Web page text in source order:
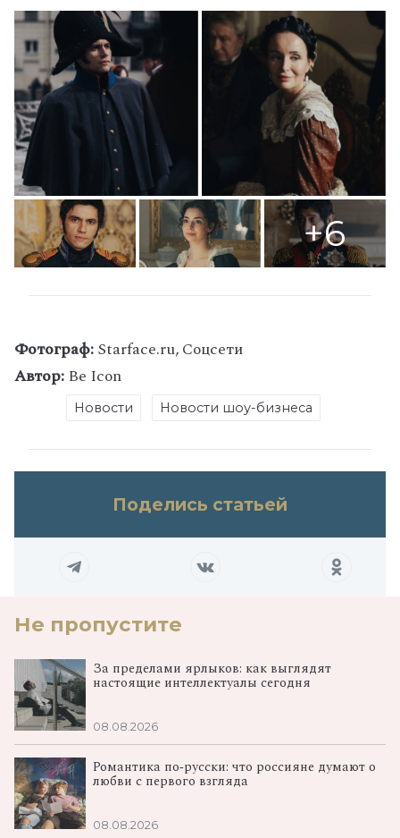
+6
Фотограф:Starface.ru, Соцсети
Автор:Be Icon
Новости Новости шоу-бизнеса
Поделись статьей
Не пропустите
За пределами ярлыков: как выглядят
настоящие интеллектуалы сегодня
08.08.2026
Романтика по‑русски: что россияне думают о
любви с первого взгляда
08.08.2026